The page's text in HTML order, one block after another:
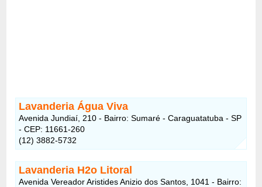
Lavanderia Água Viva
Avenida Jundiaí, 210 - Bairro: Sumaré - Caraguatatuba - SP
- CEP: 11661-260
(12) 3882-5732
Lavanderia H2o Litoral
Avenida Vereador Aristides Anizio dos Santos, 1041 - Bairro: